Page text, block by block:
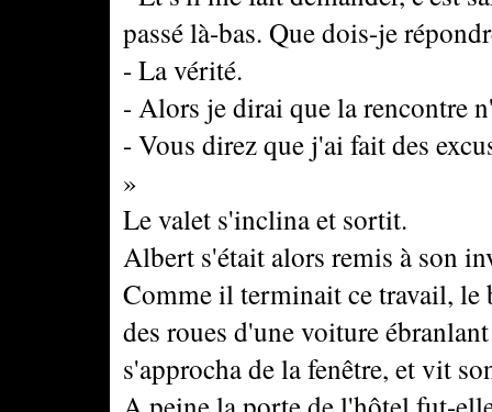
passé là-bas. Que dois-je
- La vérité.
- Alors je dirai que la rencontre
- Vous direz que j'ai fait des
»
Le valet s'inclina et sortit.
Albert s'était alors remis à son
Comme il terminait ce travail, le
des roues d'une voiture
s'approcha de la fenêtre, et vit